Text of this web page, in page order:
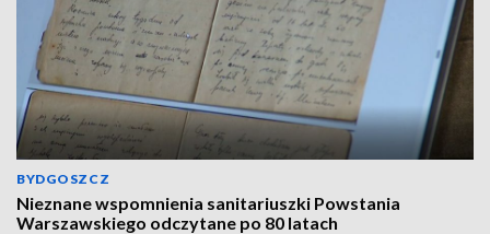
BYDGOSZCZ
Nieznane wspomnienia sanitariuszki Powstania
Warszawskiego odczytane po 80 latach